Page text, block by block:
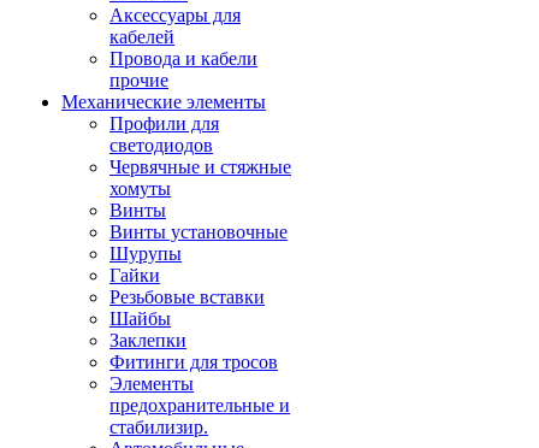
Аксессуары для
кабелей
Провода и кабели
прочие
Механические элементы
Профили для
светодиодов
Червячные и стяжные
хомуты
Винты
Винты установочные
Шурупы
Гайки
Резьбовые вставки
Шайбы
Заклепки
Фитинги для тросов
Элементы
предохранительные и
стабилизир.